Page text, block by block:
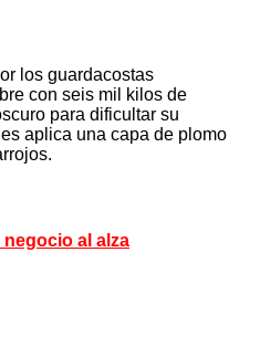
los guardacostas
con seis mil kilos de
para dificultar su
aplica una capa de plomo
al alza